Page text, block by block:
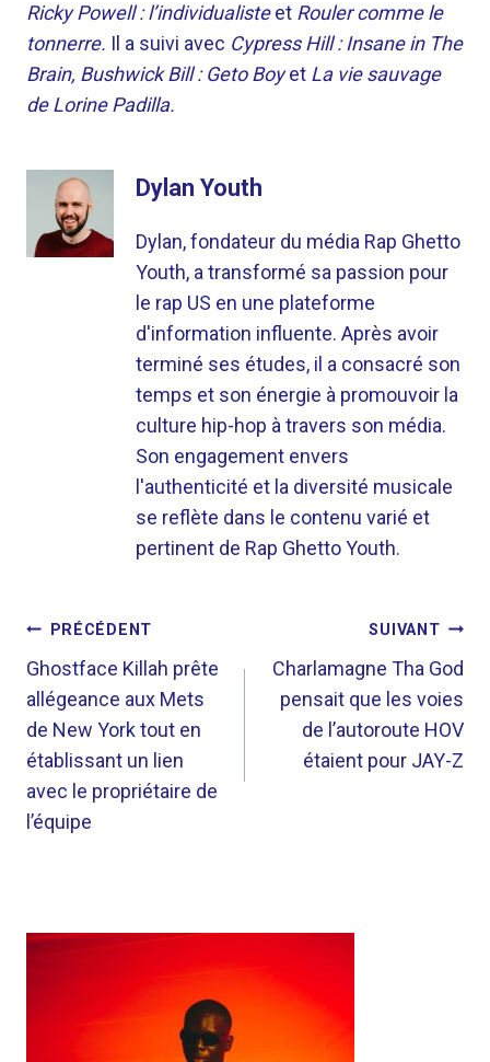
Ricky Powell : l’individualisteet Rouler comme le
tonnerre. Il a suivi avec Cypress Hill : Insane in The
Brain, Bushwick Bill : Geto Boyet La vie sauvage
de Lorine Padilla.
Dylan Youth
Dylan, fondateur du média Rap Ghetto
Youth, a transformé sa passion pour
le rap US en une plateforme
d'information influente. Après avoir
terminé ses études, il a consacré son
temps et son énergie à promouvoir la
culture hip-hop à travers son média.
Son engagement envers
l'authenticité et la diversité musicale
se reflète dans le contenu varié et
pertinent de Rap Ghetto Youth.
NAVIGATION
DE
L’ARTICLE
PRÉCÉDENT
Ghostface Killah prête
allégeance aux Mets
de New York tout en
établissant un lien
avec le propriétaire de
l’équipe
SUIVANT
Charlamagne Tha God
pensait que les voies
de l’autoroute HOV
étaient pour JAY-Z